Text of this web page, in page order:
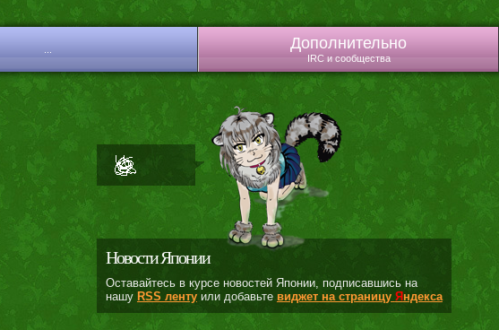
Дополнительно
IRC и сообщества
Новости Японии
Оставайтесь в курсе новостей Японии, подписавшись на
нашу RSS лентуили добавьте виджет на страницу Яндекса